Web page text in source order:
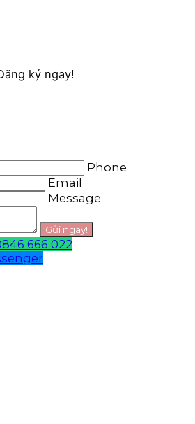
ký ngay!
Phone
Email
Message
666 022